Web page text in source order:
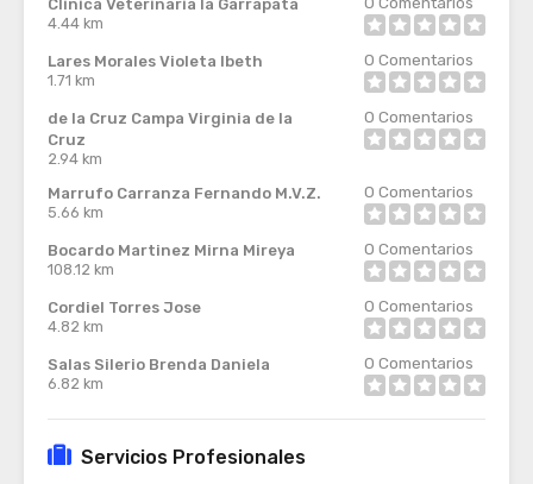
Clinica Veterinaria la Garrapata
4.44 km
Lares Morales Violeta Ibeth
1.71 km
0 Comentarios
de la Cruz Campa Virginia de la
Cruz
2.94 km
0 Comentarios
Marrufo Carranza Fernando M.V.Z.
5.66 km
0 Comentarios
Bocardo Martinez Mirna Mireya
108.12 km
0 Comentarios
Cordiel Torres Jose
4.82 km
0 Comentarios
Salas Silerio Brenda Daniela
6.82 km
0 Comentarios
Servicios Profesionales